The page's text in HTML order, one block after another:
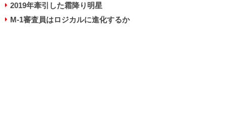
2019年牽引した霜降り明星
M-1審査員はロジカルに進化するか